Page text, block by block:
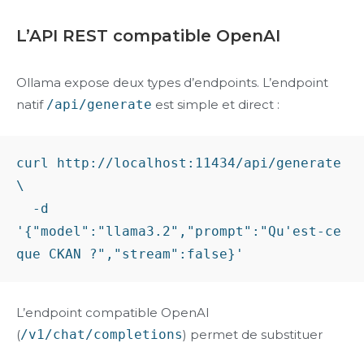
L’API REST compatible OpenAI
Ollama expose deux types d’endpoints. L’endpoint
natif /api/generate est simple et direct :
curl http://localhost:11434/api/generate
\
'{"model":"llama3.2","prompt":"Qu'est-ce
L’endpoint compatible OpenAI
(/v1/chat/completions) permet de substituer